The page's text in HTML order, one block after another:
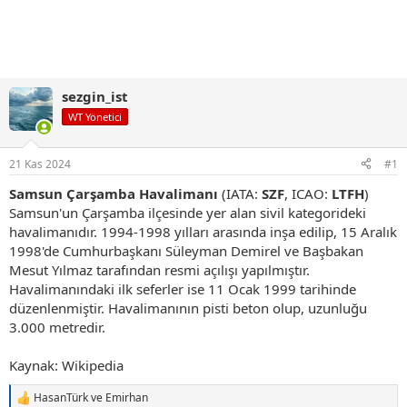
sezgin_ist
WT Yönetici
21 Kas 2024 #1
Samsun Çarşamba Havalimanı (IATA: SZF, ICAO: LTFH)
Samsun'un Çarşamba ilçesinde yer alan sivil kategorideki
havalimanıdır. 1994-1998 yılları arasında inşa edilip, 15 Aralık
1998'de Cumhurbaşkanı Süleyman Demirel ve Başbakan
Mesut Yılmaz tarafından resmi açılışı yapılmıştır.
Havalimanındaki ilk seferler ise 11 Ocak 1999 tarihinde
düzenlenmiştir. Havalimanının pisti beton olup, uzunluğu
3.000 metredir.
Kaynak: Wikipedia
T
HasanTürkve Emirhan